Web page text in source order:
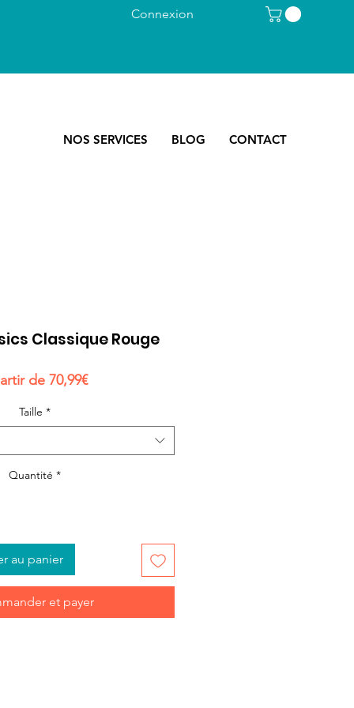
Connexion
CONTACT
BLOG
NOS SERVICES
Classique Rouge
de 70,99€Prix
Taille *
Quantité *
au panier
et payer